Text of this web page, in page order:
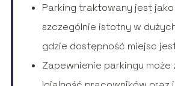
Parking traktowany jest
szczególnie istotny w
gdzie dostępność miejsc
Zapewnienie parkingu może